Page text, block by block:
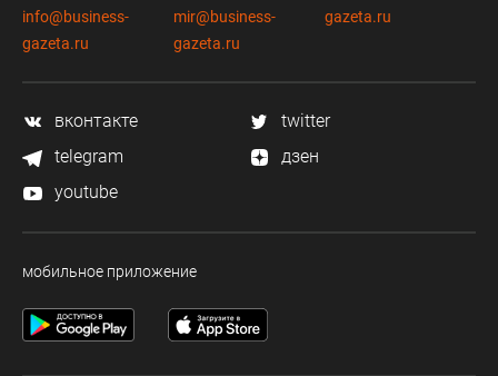
info@business-
gazeta.ru
mir@business-
gazeta.ru
gazeta.ru
вконтакте
twitter
telegram
дзен
youtube
мобильное приложение